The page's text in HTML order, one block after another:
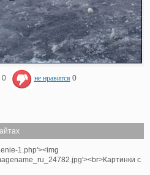
0 не нравится 0
1.php'><img
с